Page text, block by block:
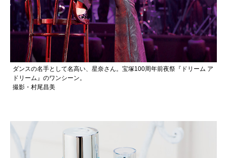
ダンスの名手として名高い、星奈さん。宝塚100周年前夜祭『ドリーム ア
ドリーム』のワンシーン。
撮影・村尾昌美